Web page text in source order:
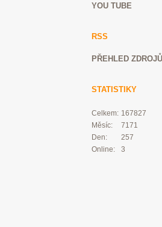
YOU TUBE
RSS
PŘEHLED ZDROJŮ
STATISTIKY
Online: 3
Celkem: 167827
Měsíc:
7171
Den:
257